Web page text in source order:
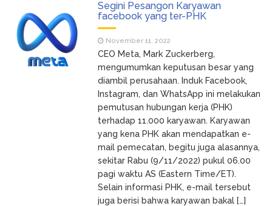
Segini Pesangon Karyawan
facebook yang ter-PHK
November 11, 2022
CEO Meta, Mark Zuckerberg,
mengumumkan keputusan besar yang
diambil perusahaan. Induk Facebook,
Instagram, dan WhatsApp ini melakukan
pemutusan hubungan kerja (PHK)
terhadap 11.000 karyawan. Karyawan
yang kena PHK akan mendapatkan e-
mail pemecatan, begitu juga alasannya,
sekitar Rabu (9/11/2022) pukul 06.00
pagi waktu AS (Eastern Time/ET).
Selain informasi PHK, e-mail tersebut
juga berisi bahwa karyawan bakal […]